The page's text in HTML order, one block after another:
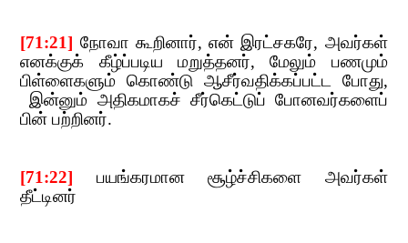
[71:21] நோவா கூறினார்,​​என் இரட்சகரே,​​ அவர்கள்
எனக்குக் கீழ்ப்படிய மறுத்தனர்,​​மேலும் பணமும்
பிள்ளைகளும் கொண்டு​​ ஆசீர்வதிக்கப்பட்ட போது,​​
இன்னும் அதிகமாகச் சீர்கெட்டுப் போனவர்களைப்
பின் பற்றினர்.
[71:22]
பயங்கரமான சூழ்ச்சிகளை அவர்கள்
தீட்டினர்